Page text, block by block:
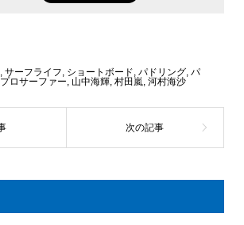
, サーフライフ, ショートボード, パドリング, パ
プロサーファー, 山中海輝, 村田嵐, 河村海沙